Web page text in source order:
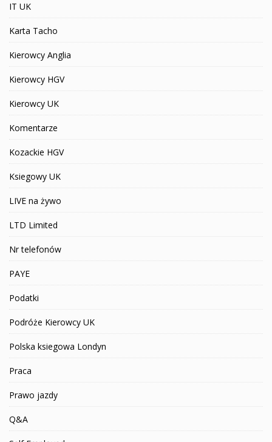
IT UK
Karta Tacho
Kierowcy Anglia
Kierowcy HGV
Kierowcy UK
Komentarze
Kozackie HGV
Ksiegowy UK
LIVE na żywo
LTD Limited
Nr telefonów
PAYE
Podatki
Podróże Kierowcy UK
Polska ksiegowa Londyn
Praca
Prawo jazdy
Q&A